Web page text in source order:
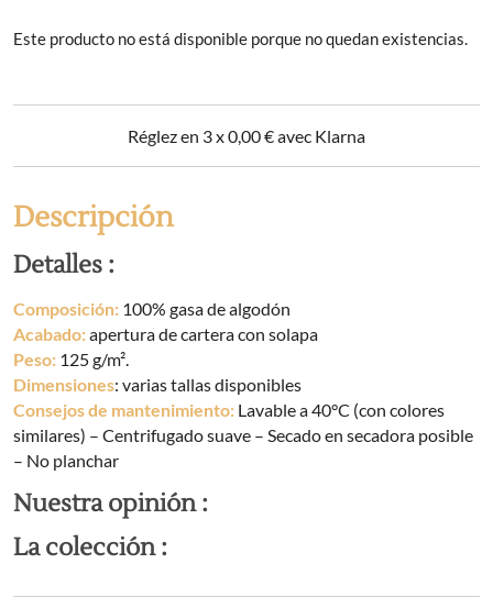
Este producto no está disponible porque no quedan existencias.
Réglez en 3 x0,00€avec Klarna
Descripción
Detalles :
Composición: 100% gasa de algodón
Acabado:apertura de cartera con solapa
Peso: 125 g/m².
Dimensiones: varias tallas disponibles
Consejos de mantenimiento: Lavable a 40°C (con colores
similares) – Centrifugado suave – Secado en secadora posible
– No planchar
Nuestra opinión :
La colección :